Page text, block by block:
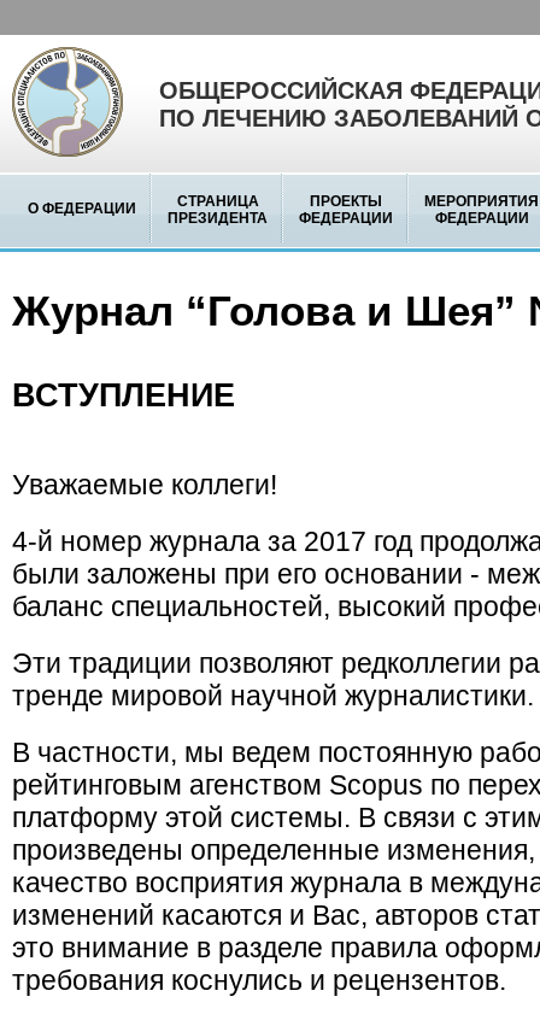
ОБЩЕРОССИЙСКАЯ
ПО ЛЕЧЕНИЮ ЗАБОЛЕВАНИЙ
О ФЕДЕРАЦИИ
СТРАНИЦА
ПРЕЗИДЕНТА
ПРОЕКТЫ
ФЕДЕРАЦИИ
МЕРОПРИЯТИЯ
ФЕДЕРАЦИИ
Журнал “Голова и Шея”
ВСТУПЛЕНИЕ
Уважаемые коллеги!
4-й номер журнала за 2017 год
были заложены при его основании -
баланс специальностей, высокий
Эти традиции позволяют редколлегии
тренде мировой научной журналистики.
В частности, мы ведем постоянную
рейтинговым агенством Scopus по
платформу этой системы. В связи с
произведены определенные
качество восприятия журнала в
изменений касаются и Вас, авторов
это внимание в разделе правила
требования коснулись и рецензентов.